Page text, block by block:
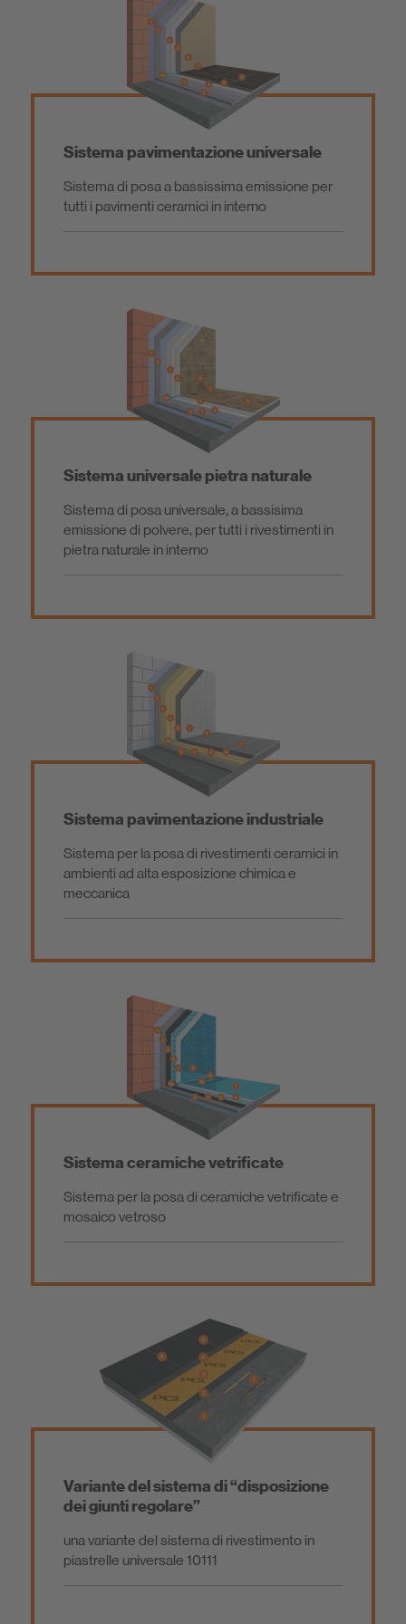
Sistemi per rivestimenti ceramici
Sistemi costruttivi in edilizia
Sistemi per pavimentazione
Sistema pavimentazione universale
Sistema di posa a bassissima emissione per
tutti i pavimenti ceramici in interno
Sistema universale pietra naturale
Sistema di posa universale, a bassisima
emissione di polvere, per tutti i rivestimenti in
pietra naturale in interno
Sistema pavimentazione industriale
Sistema per la posa di rivestimenti ceramici in
ambienti ad alta esposizione chimica e
meccanica
Sistema ceramiche vetrificate
Sistema per la posa di ceramiche vetrificate e
mosaico vetroso
Variante del sistema di “disposizione
dei giunti regolare”
una variante del sistema di rivestimento in
piastrelle universale 10111